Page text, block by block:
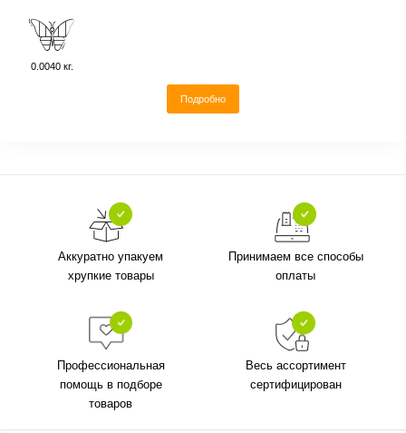
0.0040 кг.
Подробно
Аккуратно упакуем
хрупкие товары
Принимаем все способы
оплаты
Профессиональная
помощь в подборе
товаров
Весь ассортимент
сертифицирован